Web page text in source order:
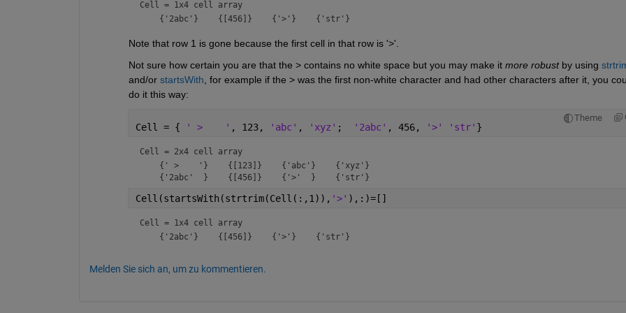
Cell = 1x4 cell array
Note that row 1 is gone because the first cell in that row is '>'.
Not sure how certain you are that the > contains no white space but you may make it more robust by using
and/or startsWith, for example if the > was the first non-white character and had other characters after it, you
do it this way:
Theme
Cell = { ' >    ' , 123, 'abc' , 'xyz' ; '2abc' , 456, '>' 'str' }
Cell = 2x4 cell array
    {' >    '}    {[123]}    {'abc'}    {'xyz'}
Cell(startsWith(strtrim(Cell(:,1)), '>' ),:)=[]
Cell = 1x4 cell array
Melden Sie sich an, um zu kommentieren.